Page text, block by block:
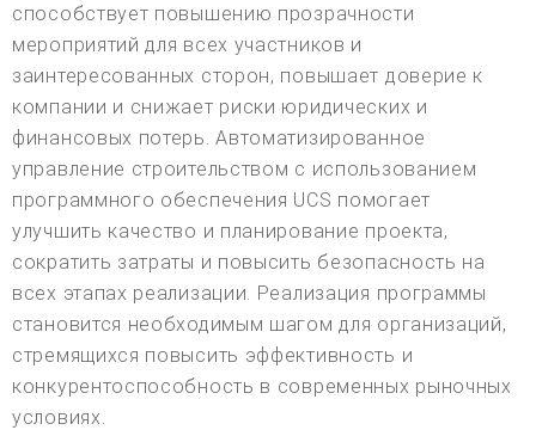
способствует повышению прозрачности
мероприятий для всех участников и
заинтересованных сторон, повышает доверие к
компании и снижает риски юридических и
финансовых потерь. Автоматизированное
управление строительством с использованием
программного обеспечения UCS помогает
улучшить качество и планирование проекта,
сократить затраты и повысить безопасность на
всех этапах реализации. Реализация программы
становится необходимым шагом для организаций,
стремящихся повысить эффективность и
конкурентоспособность в современных рыночных
условиях.